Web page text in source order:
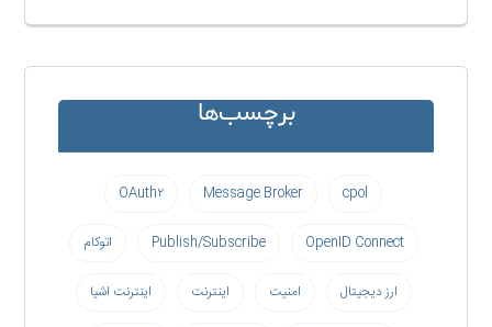
برچسب‌ها
cpol
Message Broker OAuth۲
OpenID Connect
Publish/Subscribe اتوکام
ارز دیجیتال امنیت اینترنت اینترنت اشیا